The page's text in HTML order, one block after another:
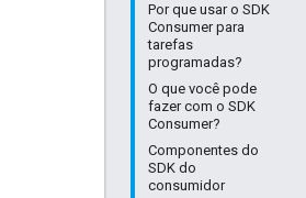
Por que usar o SDK
Consumer para
tarefas
programadas?
O que você pode
fazer com o SDK
Consumer?
Componentes do
SDK do
consumidor